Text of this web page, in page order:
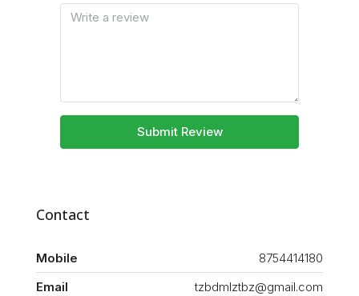
Submit Review
Contact
Mobile
8754414180
Email
tzbdmlztbz@gmail.com